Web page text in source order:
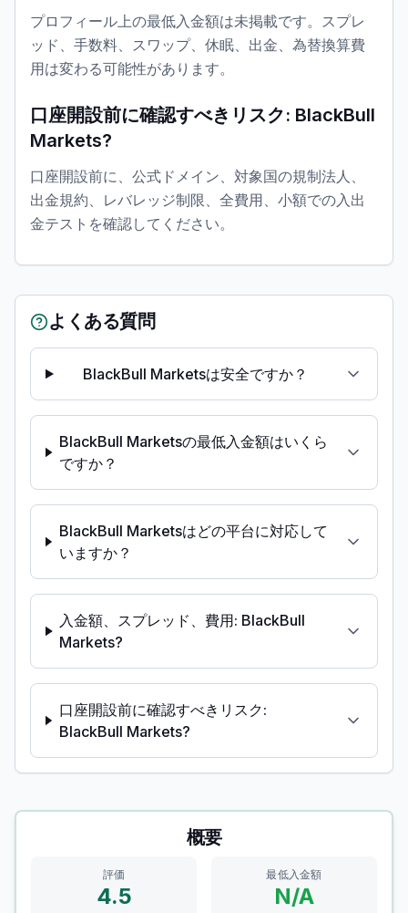
プロフィール上の最低入金額は未掲載です。スプレ
ッド、手数料、スワップ、休眠、出金、為替換算費
用は変わる可能性があります。
口座開設前に確認すべきリスク: BlackBull
Markets?
口座開設前に、公式ドメイン、対象国の規制法人、
出金規約、レバレッジ制限、全費用、小額での入出
金テストを確認してください。
よくある質問
BlackBull Marketsは安全ですか？
BlackBull Marketsの最低入金額はいくら
ですか？
BlackBull Marketsはどの平台に対応して
いますか？
入金額、スプレッド、費用: BlackBull
Markets?
口座開設前に確認すべきリスク:
BlackBull Markets?
概要
評価
4.5
最低入金額
N/A